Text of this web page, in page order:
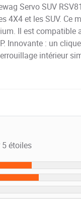
Servo SUV
4X4 et les SUV. Ce
Il est compatible
Innovante : un
intérieur
étoiles